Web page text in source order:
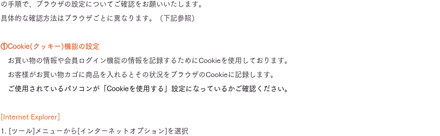
の手順で、ブラウザの設定についてご確認をお願いいたします。
具体的な確認方法はブラウザごとに異なります。（下記参照）
①Cookie(クッキー)機能の設定
お買い物の情報や会員ログイン機能の情報を記録するためにCookieを使用しております。
お客様がお買い物カゴに商品を入れるとその状況をブラウザのCookieに記録します。
ご使用されているパソコンが「Cookieを使用する」設定になっているかご確認ください。
[Internet Explorer］
1. [ツール]メニューから[インターネットオプション]を選択